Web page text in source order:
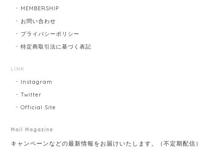
MEMBERSHIP
お問い合わせ
プライバシーポリシー
特定商取引法に基づく表記
LINK
Instagram
Twitter
Official Site
Mail Magazine
キャンペーンなどの最新情報をお届けいたします。（不定期配信）